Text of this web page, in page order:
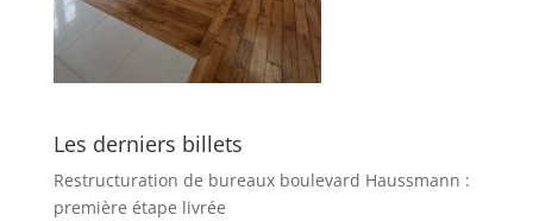
Les derniers billets
Restructuration de bureaux boulevard Haussmann :
première étape livrée